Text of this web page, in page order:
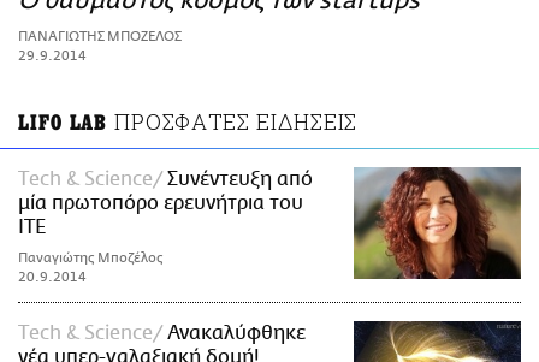
ΑΜΠΑ
PRINT
ΠΑΝΑΓΙΩΤΗΣ ΜΠΟΖΕΛΟΣ
29.9.2014
LIFO LAB ΠΡΟΣΦΑΤΕΣ ΕΙΔΗΣΕΙΣ
Τech & Science
Συνέντευξη από
μία πρωτοπόρο ερευνήτρια του
ΙΤΕ
Παναγιώτης Μποζέλος
20.9.2014
Τech & Science
Ανακαλύφθηκε
νέα υπερ-γαλαξιακή δομή!